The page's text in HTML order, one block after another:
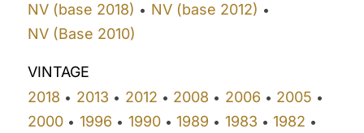
NV (base 2018) • NV (base 2012) •
NV (Base 2010)
VINTAGE
2018 • 2013 • 2012 • 2008 • 2006 • 2005 •
2000 • 1996 • 1990• 1989 • 1983 • 1982 •